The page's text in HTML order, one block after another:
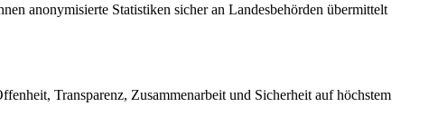
anonymisierte Statistiken sicher an Landesbehörden übermittelt
Transparenz, Zusammenarbeit und Sicherheit auf höchstem